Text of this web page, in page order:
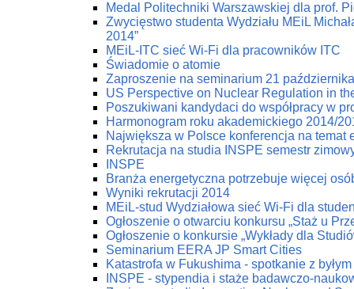
Medal Politechniki Warszawskiej dla prof.
Zwycięstwo studenta Wydziału MEiL
2014”
MEiL-ITC sieć Wi-Fi dla pracowników ITC
Świadomie o atomie
Zaproszenie na seminarium 21 października
US Perspective on Nuclear Regulation in
Poszukiwani kandydaci do współpracy w
Harmonogram roku akademickiego 2014/
Największa w Polsce konferencja na temat
Rekrutacja na studia INSPE semestr
INSPE
Branża energetyczna potrzebuje więcej
Wyniki rekrutacji 2014
MEiL-stud Wydziałowa sieć Wi-Fi dla
Ogłoszenie o otwarciu konkursu „Staż u
Ogłoszenie o konkursie „Wykłady dla
Seminarium EERA JP Smart Cities
Katastrofa w Fukushima - spotkanie z
INSPE - stypendia i staże badawczo-